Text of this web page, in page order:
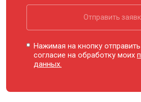
Отправить
Нажимая на кнопку
согласие на обработку моих
данных.